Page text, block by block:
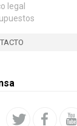
legal